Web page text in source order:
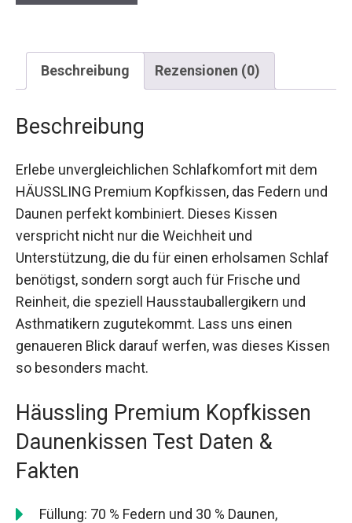
Beschreibung Rezensionen (0)
Beschreibung
Erlebe unvergleichlichen Schlafkomfort mit dem
HÄUSSLING Premium Kopfkissen, das Federn und
Daunen perfekt kombiniert. Dieses Kissen
verspricht nicht nur die Weichheit und
Unterstützung, die du für einen erholsamen Schlaf
benötigst, sondern sorgt auch für Frische und
Reinheit, die speziell Hausstauballergikern und
Asthmatikern zugutekommt. Lass uns einen
genaueren Blick darauf werfen, was dieses Kissen
so besonders macht.
Häussling Premium Kopfkissen
Daunenkissen Test Daten &
Fakten
Füllung: 70 % Federn und 30 % Daunen,